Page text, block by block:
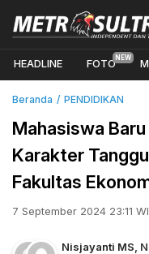
HEADLINE FOTO
Beranda PENDIDIKAN
Mahasiswa
Karakter
Fakultas
7 September 2024 23:11
Nisjayanti MS